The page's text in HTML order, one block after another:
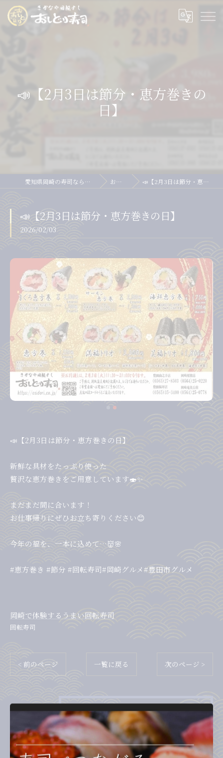
📣【2月3日は節分・恵方巻きの
日】
愛知県岡崎の寿司ならおしどり寿司 お知らせ 📣【2月3日は節分・恵方巻きの日】
📣【2月3日は節分・恵方巻きの日】
2026/02/03
📣【2月3日は節分・恵方巻きの日】
新鮮な具材をたっぷり使った
贅沢な恵方巻きをご用意しています🍣✨
まだまだ間に合います！
お仕事帰りにぜひお立ち寄りください😊
今年の福を、一本に込めて…👹🌸
#恵方巻き #節分 #回転寿司#岡崎グルメ#豊田市グルメ
岡崎で体験するうまい回転寿司
回転寿司
< 前のページ 一覧に戻る 次のページ >
カテゴリー Categories
全てのカテゴリー